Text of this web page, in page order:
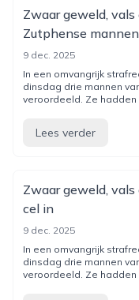
Zwaar geweld,
Zutphense
9 dec. 2025
In een omvangrijk
dinsdag drie mannen
veroordeeld. Ze hadden
Lees verder
Zwaar geweld,
cel in
9 dec. 2025
In een omvangrijk
dinsdag drie mannen
veroordeeld. Ze hadden